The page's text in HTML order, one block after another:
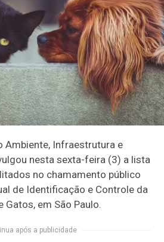
Ambiente, Infraestrutura e
nesta sexta-feira (3) a lista
no chamamento público
de Identificação e Controle da
Gatos, em São Paulo.
após a publicidade